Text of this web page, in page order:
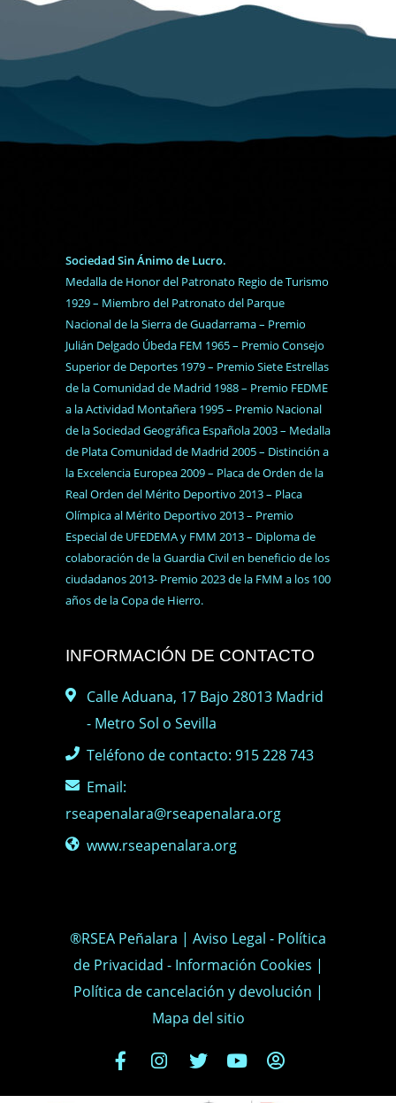
Sociedad Sin Ánimo de Lucro.
Medalla de Honor del Patronato Regio de Turismo
1929 – Miembro del Patronato del Parque
Nacional de la Sierra de Guadarrama – Premio
Julián Delgado Úbeda FEM 1965 – Premio Consejo
Superior de Deportes 1979 – Premio Siete Estrellas
de la Comunidad de Madrid 1988 – Premio FEDME
a la Actividad Montañera 1995 – Premio Nacional
de la Sociedad Geográfica Española 2003 – Medalla
de Plata Comunidad de Madrid 2005 – Distinción a
la Excelencia Europea 2009 – Placa de Orden de la
Real Orden del Mérito Deportivo 2013 – Placa
Olímpica al Mérito Deportivo 2013 – Premio
Especial de UFEDEMA y FMM 2013 – Diploma de
colaboración de la Guardia Civil en beneficio de los
ciudadanos 2013- Premio 2023 de la FMM a los 100
años de la Copa de Hierro.
INFORMACIÓN DE CONTACTO
Calle Aduana, 17 Bajo 28013 Madrid
- Metro Sol o Sevilla
Teléfono de contacto: 915 228 743
Email:
rseapenalara@rseapenalara.org
www.rseapenalara.org
®RSEA Peñalara | Aviso Legal - Política
de Privacidad - Información Cookies |
Política de cancelación y devolución |
Mapa del sitio